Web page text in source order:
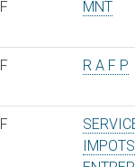
F MNT
F R A F P
F
IMPOTS